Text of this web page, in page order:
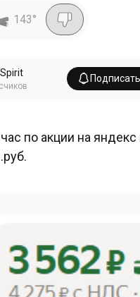
143°
по акции на яндекс